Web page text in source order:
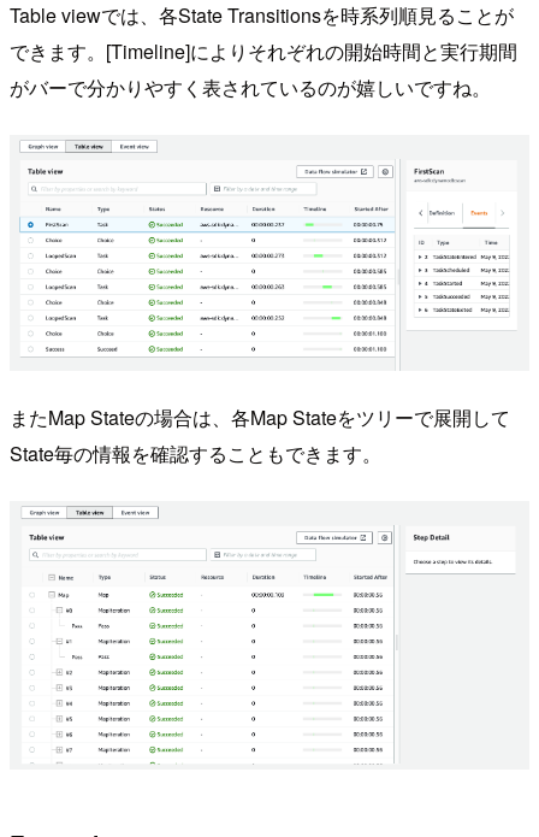
Table viewでは、各State Transitionsを時系列順見ることが
できます。[Timeline]によりそれぞれの開始時間と実行期間
がバーで分かりやすく表されているのが嬉しいですね。
またMap Stateの場合は、各Map Stateをツリーで展開して
State毎の情報を確認することもできます。